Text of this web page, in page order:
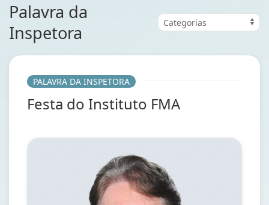
Palavra da
Inspetora
PALAVRA DA INSPETORA
Festa do Instituto FMA